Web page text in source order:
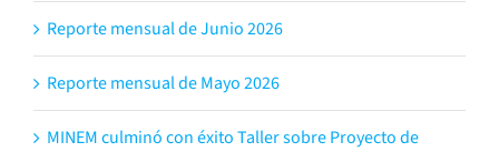
Reporte mensual de Junio 2026
Reporte mensual de Mayo 2026
MINEM culminó con éxito Taller sobre Proyecto de